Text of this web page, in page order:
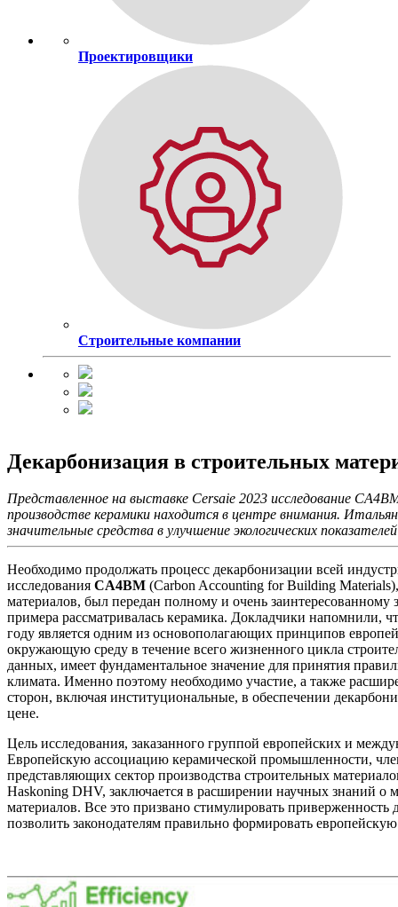
Проектировщики
Строительные компании
Декарбонизация в строительных
Представленное на выставке Cersaie 2023 исследование
производстве керамики находится в центре внимания.
значительные средства в улучшение экологических показателей
Необходимо продолжать процесс декарбонизации всей
исследования CA4BM (Carbon Accounting for Building
материалов, был передан полному и очень заинтересованному
примера рассматривалась керамика. Докладчики напомнили,
году является одним из основополагающих принципов
окружающую среду в течение всего жизненного цикла
данных, имеет фундаментальное значение для принятия
климата. Именно поэтому необходимо участие, а также
сторон, включая институциональные, в обеспечении
цене.
Цель исследования, заказанного группой европейских и
Европейскую ассоциацию керамической промышленности,
представляющих сектор производства строительных
Haskoning DHV, заключается в расширении научных знаний о
материалов. Все это призвано стимулировать
позволить законодателям правильно формировать